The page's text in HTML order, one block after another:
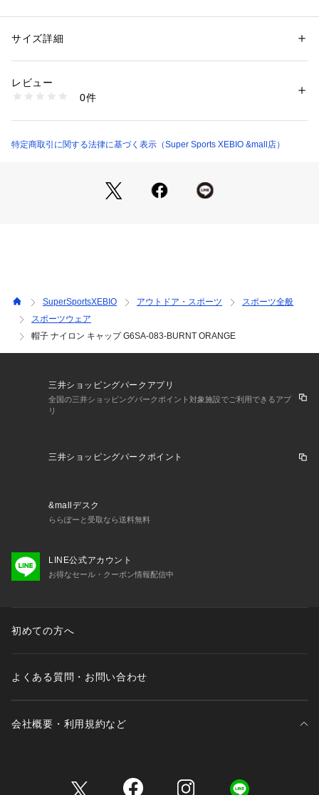
●メーカーカラー表記:BURNT ORANGE
対象であるナイロン糸クズや、ナイロンチップを回収し製糸さ
れた100%リサイクル素材である、ドライタッチと洗いを施し
め、多少の誤差が生じる場合があります。
※一部商品において弊社カラー表記がメーカーカラー表記と異
ブレス ヴィクトリア ビクトリア Victoria L-Breath アウトドア
カジュアル小物 アクセサリー 帽子 Men's Mens メンズ めん
ず 男性 アウトドア レジャー ハイキング キャンプ ぼうし 日よ
け 紫外線対策 UV対策 熱中症対策
性別：メンズ
商品番号：
10905840701 （ショップ）
サイズ詳細
レビュー
0件
特定商取引に関する法律に基づく表示（Super Sports XEBIO &mall店）
SuperSportsXEBIO アウトドア・スポーツ
スポーツ全般
スポーツウェア
帽子 ナイロン キャップ G6SA-083-BURNT ORANGE
三井ショッピングパークアプリ
全国の三井ショッピングパークポイント対象施設でご利用できるアプ
リ
三井ショッピングパークポイント
&mallデスク
ららぽーと受取なら送料無料
LINE公式アカウント
お得なセール・クーポン情報配信中
初めての方へ
よくある質問・お問い合わせ
会社概要・利用規約など